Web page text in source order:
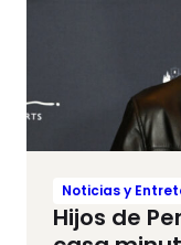
Noticias y
Hijos de